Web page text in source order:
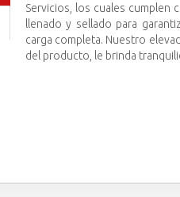
Servicios, los cuales cumplen
llenado y sellado para
carga completa. Nuestro
del producto, le brinda